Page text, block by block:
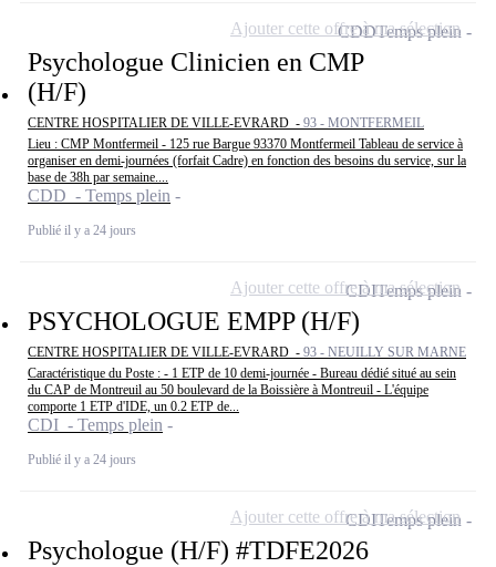
Psychologue Clinicien en CMP
(H/F)
CENTRE HOSPITALIER DE VILLE-EVRARD - 93 - MONTFERMEIL
Lieu : CMP Montfermeil - 125 rue Bargue 93370 Montfermeil Tableau de service à
organiser en demi-journées (forfait Cadre) en fonction des besoins du service, sur la
base de 38h par semaine....
CDD - Temps plein
Publié il y a 24 jours
CDDTemps plein
Ajouter cette offre à ma sélection
PSYCHOLOGUE EMPP (H/F)
CENTRE HOSPITALIER DE VILLE-EVRARD - 93 - NEUILLY SUR MARNE
Caractéristique du Poste : - 1 ETP de 10 demi-journée - Bureau dédié situé au sein
du CAP de Montreuil au 50 boulevard de la Boissière à Montreuil - L'équipe
comporte 1 ETP d'IDE, un 0.2 ETP de...
CDI - Temps plein
Publié il y a 24 jours
CDITemps plein
Ajouter cette offre à ma sélection
Psychologue (H/F) #TDFE2026
CDITemps plein
Ajouter cette offre à ma sélection